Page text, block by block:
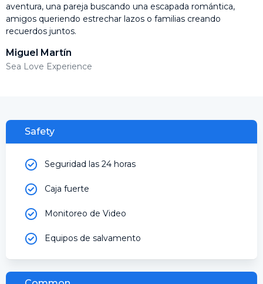
aventura, una pareja buscando una escapada romántica,
amigos queriendo estrechar lazos o familias creando
recuerdos juntos.
Miguel Martín
Sea Love Experience
Safety
Seguridad las 24 horas
Caja fuerte
Monitoreo de Video
Equipos de salvamento